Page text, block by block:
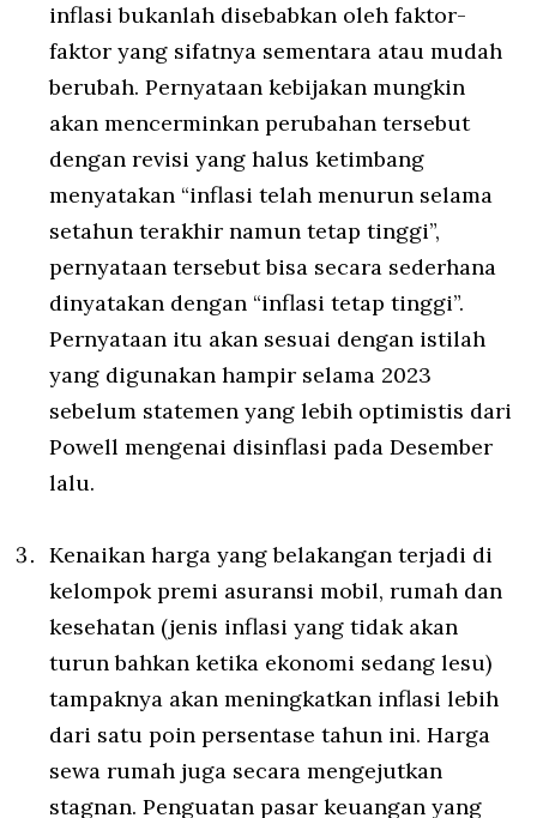
inflasi bukanlah disebabkan oleh faktor-
faktor yang sifatnya sementara atau mudah
berubah. Pernyataan kebijakan mungkin
akan mencerminkan perubahan tersebut
dengan revisi yang halus ketimbang
menyatakan “inflasi telah menurun selama
setahun terakhir namun tetap tinggi”,
pernyataan tersebut bisa secara sederhana
dinyatakan dengan “inflasi tetap tinggi”.
Pernyataan itu akan sesuai dengan istilah
yang digunakan hampir selama 2023
sebelum statemen yang lebih optimistis dari
Powell mengenai disinflasi pada Desember
lalu.
Kenaikan harga yang belakangan terjadi di
kelompok premi asuransi mobil, rumah dan
kesehatan (jenis inflasi yang tidak akan
turun bahkan ketika ekonomi sedang lesu)
tampaknya akan meningkatkan inflasi lebih
dari satu poin persentase tahun ini. Harga
sewa rumah juga secara mengejutkan
stagnan. Penguatan pasar keuangan yang